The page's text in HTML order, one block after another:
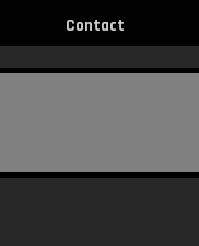
Contact